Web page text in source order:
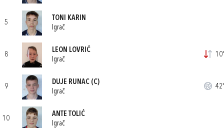
5
TONI KARIN
Igrač
8
LEON LOVRIĆ
Igrač
10'
9
DUJE RUNAC (C)
Igrač
42'
10
ANTE TOLIĆ
Igrač